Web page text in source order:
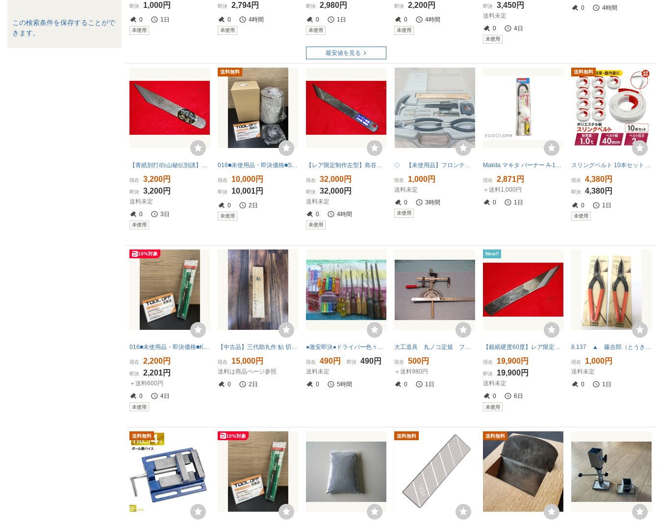
この検索条件を保存することがで
きます。
即決 1,000円
0 1日
未使用
即決 2,794円
0 4時間
未使用
即決 2,980円
0 1日
未使用
最安値を見る
即決 2,200円
0 4時間
未使用
即決 3,450円
送料未定
0
4日
未使用
0 4時間
【青紙別打/白山秘伝別誂】最高級手研ぎ仕上げ/本職用三木章龍印【左型】切出し小刀24mm直型切味抜群！
現在 3,200円
即決 3,200円
送料未定
0
3日
未使用
送料無料
016■未使用品・即決価格■SMC スーパーミストセパレータ AME-EL850 商品状態必読 送料無料
現在 10,000円
即決 10,001円
0 2日
未使用
【レア限定制作左型】島谷秀一作青紙スーパー鋼小刀/左型7分巾切出小刀驚異の食込み
現在 32,000円
即決 32,000円
送料未定
0
4時間
未使用
◇ 【未使用品】フロンティアライト オリジナル日曜大工セット ネールハンマー ニッパー プライヤー コンベックス ドライバーなど
現在 1,000円
送料未定
0
3時間
未使用
Makita マキタ バーナー A-17756
現在 2,871円
＋送料1,000円
0
1日
送料無料
スリングベルト 10本セット 2m 1t 長さ ナイロン ポリエステル 耐荷重 1000kg 玉掛け 荷吊り 吊上げ 長さ 幅 ラッシング ロープ 牽引 帯 赤
現在 4,380円
即決 4,380円
0 1日
未使用
10%対象
016■未使用品・即決価格■KTC マグネットハンドツール VL3-1 商品状態必読
現在 2,200円
即決 2,201円
＋送料600円
0
4日
未使用
【中古品】三代助丸作 鮎 切り出し小刀 ナイフ 大工道具 刃物 コレクション 全長約19cm 木箱入り
現在 15,000円
送料は商品ページ参照
0
2日
●激安即決●ドライバー色々２０点セット(USED)●
現在 490円 即決 490円
送料未定
0
5時間
大工道具 丸ノコ定規 フリーアングルクランプ付き
現在 500円
＋送料980円
0
1日
New!!
【銀紙硬度60度】レア限定制作/安来鋼銀紙製/島谷秀一別作本銀/切出小刀/鋭い食込み刃長仕上/刃渡り67mm
現在 19,900円
即決 19,900円
送料未定
0
6日
未使用
8.137 ▲ 藤吉郎（とうきちろう） ブランド 金切鋏（かなきりばさみ）2本
現在 1,000円
送料未定
0
1日
送料無料 10%対象 送料無料 送料無料